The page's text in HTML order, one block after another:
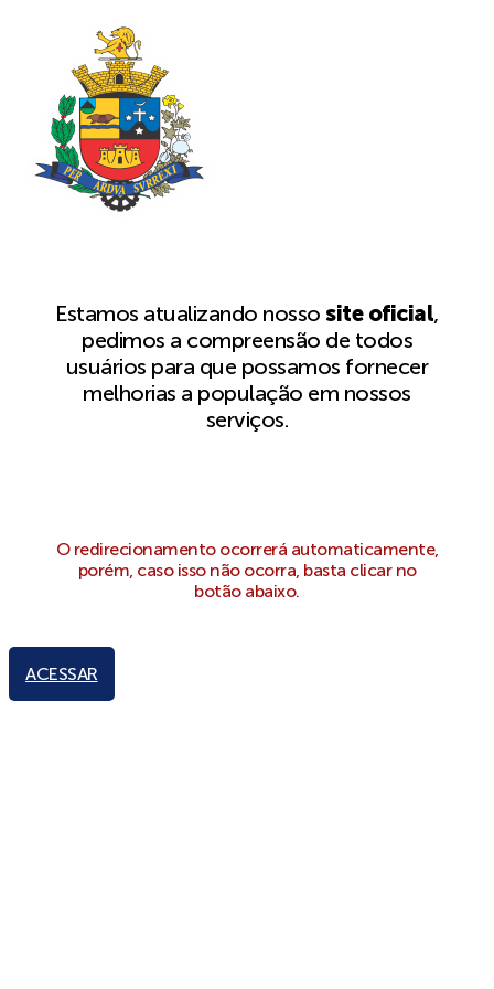
Estamos atualizando nossosite oficial,
pedimos a compreensão de todos
usuários para que possamos fornecer
melhorias a população em nossos
serviços.
O redirecionamento ocorrerá automaticamente,
porém, caso isso não ocorra, basta clicar no
botão abaixo.
ACESSAR